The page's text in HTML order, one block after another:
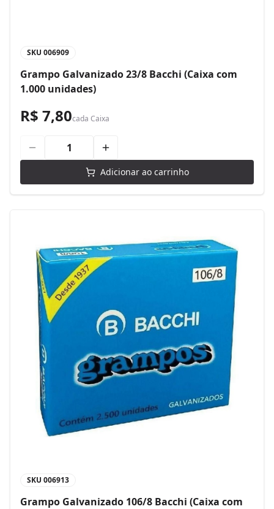
SKU 006909
Grampo Galvanizado 23/8 Bacchi (Caixa com
1.000 unidades)
R$ 7,80cada Caixa
Adicionar ao carrinho
SKU 006913
Grampo Galvanizado 106/8 Bacchi (Caixa com